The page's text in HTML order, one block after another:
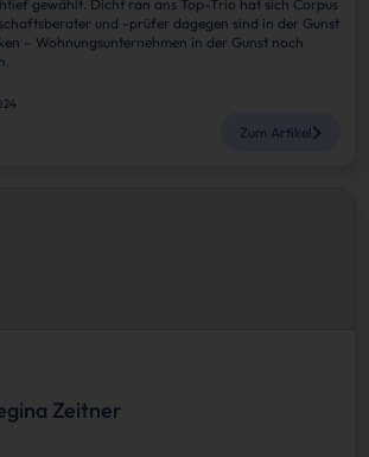
gewählt. Dicht ran ans Top-Trio hat sich Corpus
und -prüfer dagegen sind in der Gunst
– Wohnungsunternehmen in der Gunst noch
Zum Artikel
Zeitner